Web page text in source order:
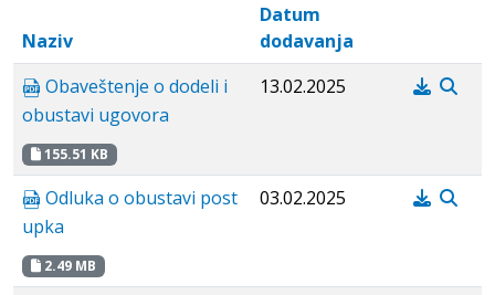
Naziv
Datum
dodavanja
Obaveštenje o dodeli i
obustavi ugovora
155.51 KB
13.02.2025
Odluka o obustavi post
upka
2.49 MB
03.02.2025